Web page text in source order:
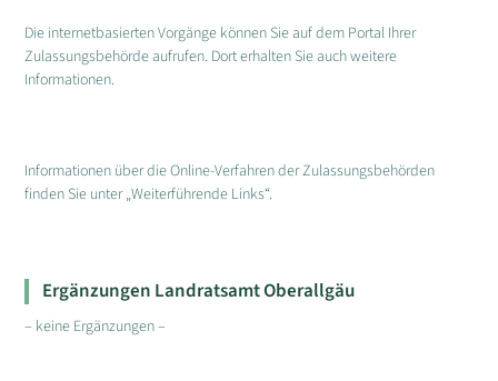
Die internetbasierten Vorgänge können Sie auf dem Portal Ihrer
Zulassungsbehörde aufrufen. Dort erhalten Sie auch weitere
Informationen.
Informationen über die Online-Verfahren der Zulassungsbehörden
finden Sie unter „Weiterführende Links“.
Ergänzungen Landratsamt Oberallgäu
– keine Ergänzungen –